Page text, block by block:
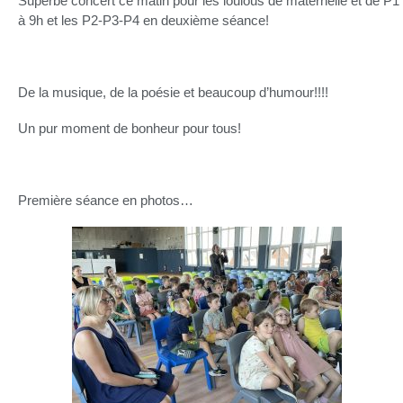
à 9h et les P2-P3-P4 en deuxième séance!
De la musique, de la poésie et beaucoup d’humour!!!!
Un pur moment de bonheur pour tous!
Première séance en photos…